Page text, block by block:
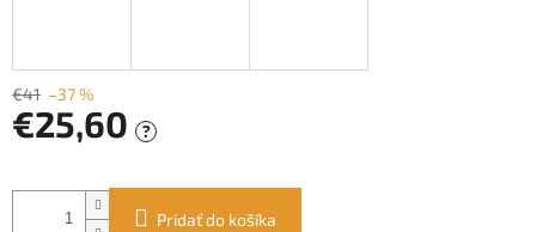
€41 –37 %
€25,60 ?
cena:
Pridať do košíka